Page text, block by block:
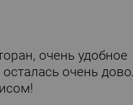
очень удобное
очень